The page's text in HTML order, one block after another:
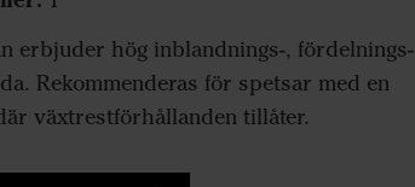
erbjuder hög inblandnings-, fördelnings-
Rekommenderas för spetsar med en
växtrestförhållanden tillåter.